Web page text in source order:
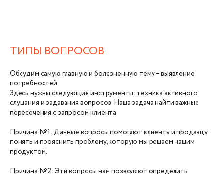
ТИПЫ ВОПРОСОВ
Обсудим самую главную и болезненную тему – выявление
потребностей.
Здесь нужны следующие инструменты: техника активного
слушания и задавания вопросов. Наша задача найти важные
пересечения с запросом клиента.
Причина №1: Данные вопросы помогают клиенту и продавцу
понять и прояснить проблему, которую мы решаем нашим
продуктом.
Причина №2: Эти вопросы нам позволяют определить